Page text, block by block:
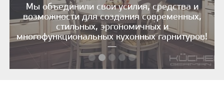
Мы объединили свои усилия, средства и
возможности для создания современных,
стильных, эргономичных и
многофункциональных кухонных гарнитуров!
—